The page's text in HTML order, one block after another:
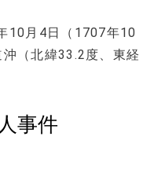
10月4日（1707年10
（北緯33.2度、東経
事件